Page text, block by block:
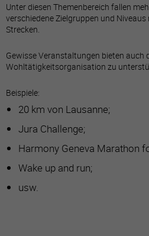
Unter diesen Themenbereich fallen
verschiedene Zielgruppen und
Strecken.
Gewisse Veranstaltungen bieten auch
Wohltätigkeitsorganisation zu
Beispiele:
20 km von Lausanne;
Jura Challenge;
Harmony Geneva Marathon
Wake up and run;
usw.